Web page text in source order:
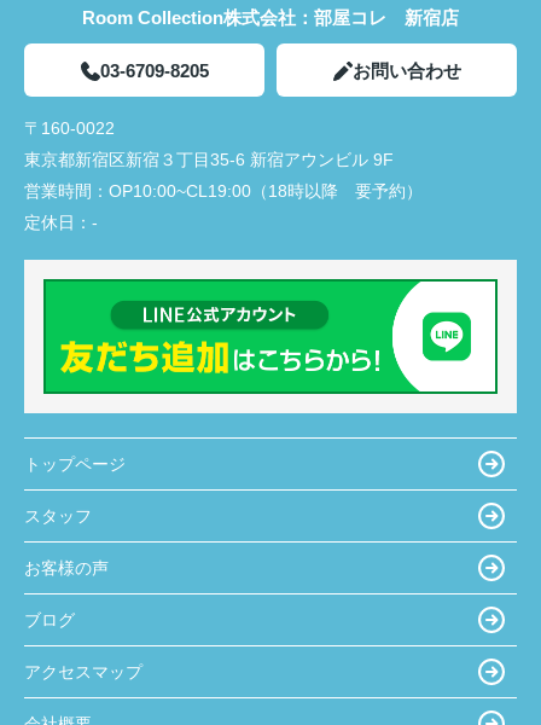
Room Collection株式会社：部屋コレ 新宿店
03-6709-8205 お問い合わせ
〒160-0022
東京都新宿区新宿３丁目35-6 新宿アウンビル 9F
営業時間： OP10:00~CL19:00（18時以降 要予約）
定休日： -
トップページ
スタッフ
お客様の声
ブログ
アクセスマップ